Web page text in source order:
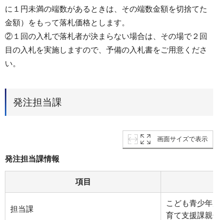
に１円未満の端数があるときは、その端数金額を切捨てた
金額）をもって落札価格とします。
②１回の入札で落札者が決まらない場合は、その場で２回
目の入札を実施しますので、予備の入札書をご用意くださ
い。
発注担当課
画面サイズで表示
発注担当課情報
項目
担当課
こども⻘少年
育て支援課親